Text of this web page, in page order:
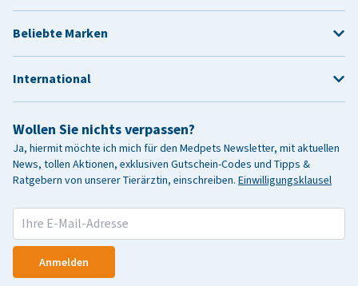
Wollen Sie nichts verpassen?
Ja, hiermit möchte ich mich für den Medpets Newsletter, mit aktuellen
News, tollen Aktionen, exklusiven Gutschein-Codes und Tipps &
Ratgebern von unserer Tierärztin, einschreiben. Einwilligungsklausel
Anmelden
Beliebte Marken
International